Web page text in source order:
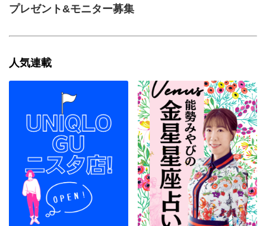
プレゼント&モニター募集
人気連載